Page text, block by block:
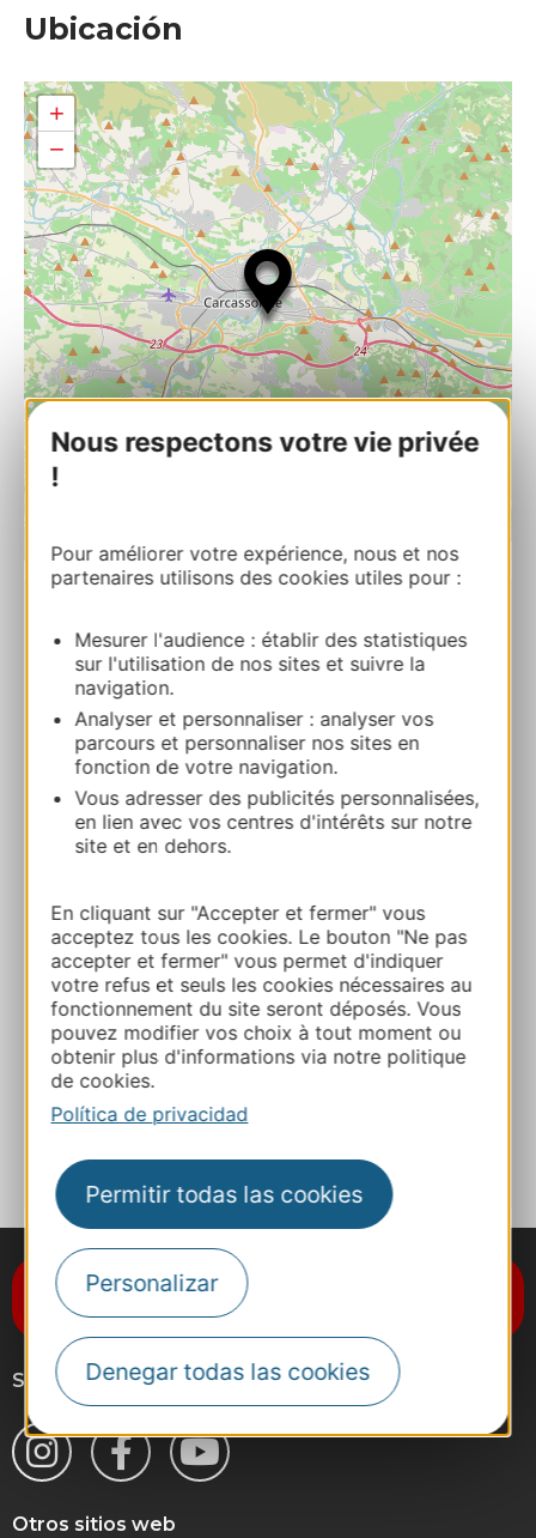
Nous respectons votre vie privée
!
Pour améliorer votre expérience, nous et nos
partenaires utilisons des cookies utiles pour :
Mesurer l'audience : établir des statistiques
sur l'utilisation de nos sites et suivre la
navigation.
Analyser et personnaliser : analyser vos
parcours et personnaliser nos sites en
fonction de votre navigation.
Vous adresser des publicités personnalisées,
en lien avec vos centres d'intérêts sur notre
site et en dehors.
En cliquant sur "Accepter et fermer" vous
acceptez tous les cookies. Le bouton "Ne pas
accepter et fermer" vous permet d'indiquer
votre refus et seuls les cookies nécessaires au
fonctionnement du site seront déposés. Vous
pouvez modifier vos choix à tout moment ou
obtenir plus d'informations via notre politique
de cookies.
Política de privacidad
Permitir todas las cookies
Personalizar
Denegar todas las cookies
Ubicación
+
−
Leaflet| Map data ©OpenStreetMap contributors
AUBERGE DES LICES
3 rue Raymond Roger de TrencavelLa Cité
11000 CARCASSONNE
Ruta y acceso
+33 4 68 72 34 07
Sitio web
Facebook
A MIS FAVORITOS
Suscríbase al boletín de noticias
Destination Occitanie
Síganos
Otros sitios web